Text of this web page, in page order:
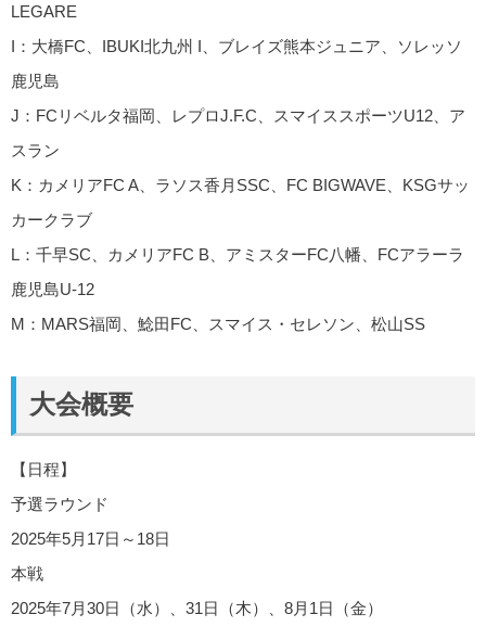
LEGARE
I：大橋FC、IBUKI北九州 I、ブレイズ熊本ジュニア、ソレッソ
鹿児島
J：FCリベルタ福岡、レプロJ.F.C、スマイススポーツU12、ア
スラン
K：カメリアFC A、ラソス香月SSC、FC BIGWAVE、KSGサッ
カークラブ
L：千早SC、カメリアFC B、アミスターFC八幡、FCアラーラ
鹿児島U-12
M：MARS福岡、鯰田FC、スマイス・セレソン、松山SS
大会概要
【日程】
予選ラウンド
2025年5月17日～18日
本戦
2025年7月30日（水）、31日（木）、8月1日（金）